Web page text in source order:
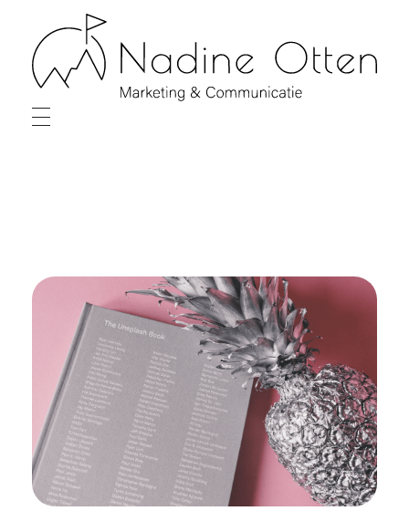
Nadine Otten
Marketing & Communicatie